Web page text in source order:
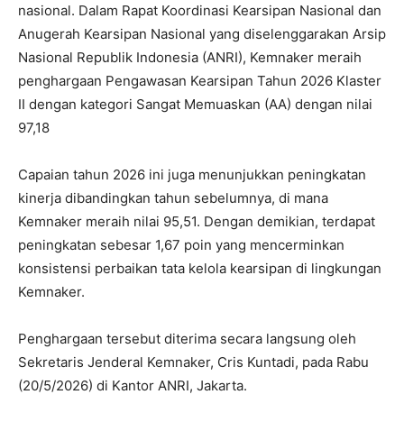
nasional. Dalam Rapat Koordinasi Kearsipan Nasional dan
Anugerah Kearsipan Nasional yang diselenggarakan Arsip
Nasional Republik Indonesia (ANRI), Kemnaker meraih
penghargaan Pengawasan Kearsipan Tahun 2026 Klaster
II dengan kategori Sangat Memuaskan (AA) dengan nilai
97,18
Capaian tahun 2026 ini juga menunjukkan peningkatan
kinerja dibandingkan tahun sebelumnya, di mana
Kemnaker meraih nilai 95,51. Dengan demikian, terdapat
peningkatan sebesar 1,67 poin yang mencerminkan
konsistensi perbaikan tata kelola kearsipan di lingkungan
Kemnaker.
Penghargaan tersebut diterima secara langsung oleh
Sekretaris Jenderal Kemnaker, Cris Kuntadi, pada Rabu
(20/5/2026) di Kantor ANRI, Jakarta.